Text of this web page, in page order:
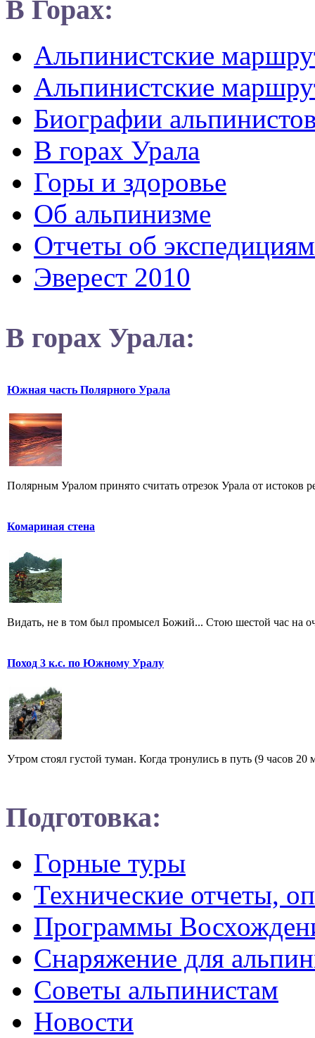
В Горах:
Альпинистские
Альпинистские
Биографии
В горах Урала
Горы и здоровье
Об альпинизме
Отчеты об экспедициям
Эверест 2010
В горах Урала:
Южная часть Полярного Урала
Полярным Уралом принято считать отрезок Урала от истоков
Комариная стена
Видать, не в том был промысел Божий... Стою шестой час на
Поход 3 к.с. по Южному Уралу
Утром стоял густой туман. Когда тронулись в путь (9 часов
Подготовка:
Горные туры
Технические отчеты,
Программы
Снаряжение для
Советы альпинистам
Новости